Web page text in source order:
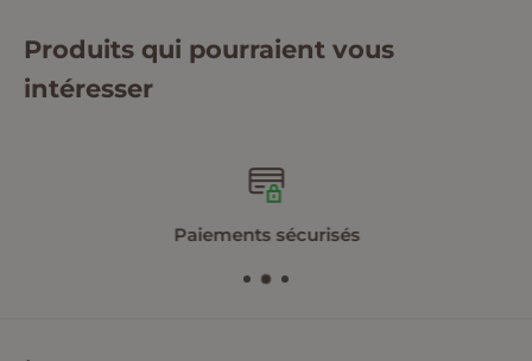
Produits qui pourraient vous
intéresser
Paiements sécurisés